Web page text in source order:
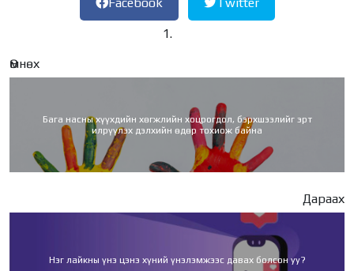
Facebook Twitter
Өмнөх
Бага насны хүүхдийн хөгжлийн хоцрогдол, бэрхшээлийг эрт
илрүүлэх дэлхийн өдөр тохиож байна
Дараах
Нэг лайкны үнэ цэнэ хүний үнэлэмжээс давах болсон уу?